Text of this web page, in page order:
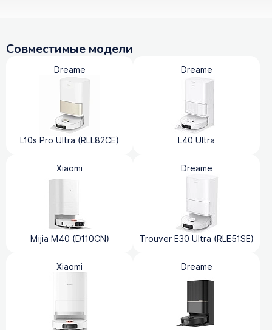
Совместимые модели
Dreame
L10s Pro Ultra (RLL82CE)
Dreame
L40 Ultra
Xiaomi
Mijia M40 (D110CN)
Dreame
Trouver E30 Ultra (RLE51SE)
Xiaomi Dreame